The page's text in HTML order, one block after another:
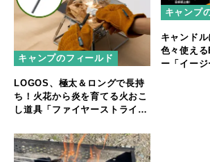
キャンプのフィールド
LOGOS、極太＆ロングで長持
ち！火花から炎を育てる火おこ
し道具「ファイヤーストライカ
キャンプ
キャンド
色々使え
ー「イー